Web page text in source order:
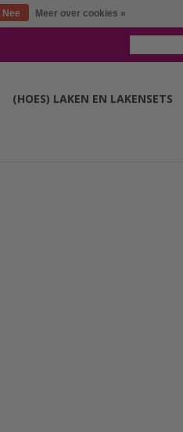
(HOES) LAKEN EN LAKENSETS
Nee Meer over cookies »